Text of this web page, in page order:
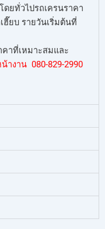
ดยทั่วไปรถเครนราคา
ฮี๊ยบ รายวันเริ่มต้นที่
าที่เหมาะสมและ
างาน 080-829-2990